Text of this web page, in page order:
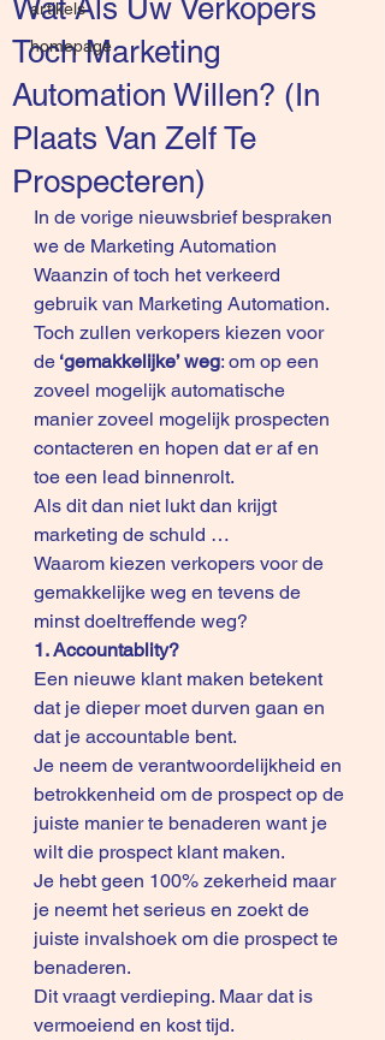
artikels
homepage
Wat Als Uw Verkopers
Toch Marketing
Automation Willen? (In
Plaats Van Zelf Te
Prospecteren)
In de vorige nieuwsbrief bespraken
we de Marketing Automation
Waanzin of toch het verkeerd
gebruik van Marketing Automation.
Toch zullen verkopers kiezen voor
de ‘gemakkelijke’ weg: om op een
zoveel mogelijk automatische
manier zoveel mogelijk prospecten
contacteren en hopen dat er af en
toe een lead binnenrolt.
Als dit dan niet lukt dan krijgt
marketing de schuld …
Waarom kiezen verkopers voor de
gemakkelijke weg en tevens de
minst doeltreffende weg?
1. Accountablity?
Een nieuwe klant maken betekent
dat je dieper moet durven gaan en
dat je accountable bent.
Je neem de verantwoordelijkheid en
betrokkenheid om de prospect op de
juiste manier te benaderen want je
wilt die prospect klant maken.
Je hebt geen 100% zekerheid maar
je neemt het serieus en zoekt de
juiste invalshoek om die prospect te
benaderen.
Dit vraagt verdieping. Maar dat is
vermoeiend en kost tijd.